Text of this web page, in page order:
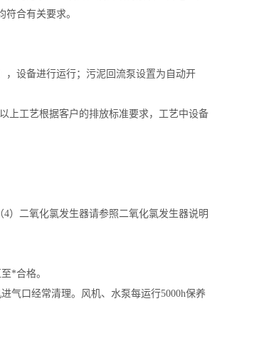
符合有关要求。
，设备进行运行；污泥回流泵设置为自动开
上工艺根据客户的排放标准要求，工艺中设备
）二氧化氯发生器请参照二氧化氯发生器说明
*合格。
气口经常清理。风机、水泵每运行5000h保养